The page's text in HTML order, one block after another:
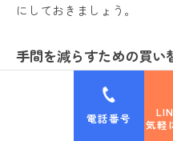
にしておきましょう。
手間を減らすための買い
不動産買い替えの手間を減
欠です。まずは売却・購入
リストアップし、進行管理
電話番号
気軽